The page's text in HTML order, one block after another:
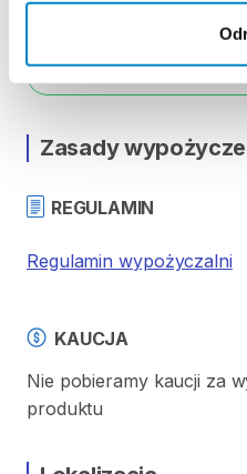
Strona produktu w
Zasady
REGULAMIN
Regulamin wypożyczalni
KAUCJA
Nie pobieramy kaucji za
produktu